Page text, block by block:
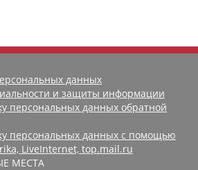
данных
и защиты информации
персональных данных обратной
персональных данных с помощью
LiveInternet, top.mail.ru
МЕСТА